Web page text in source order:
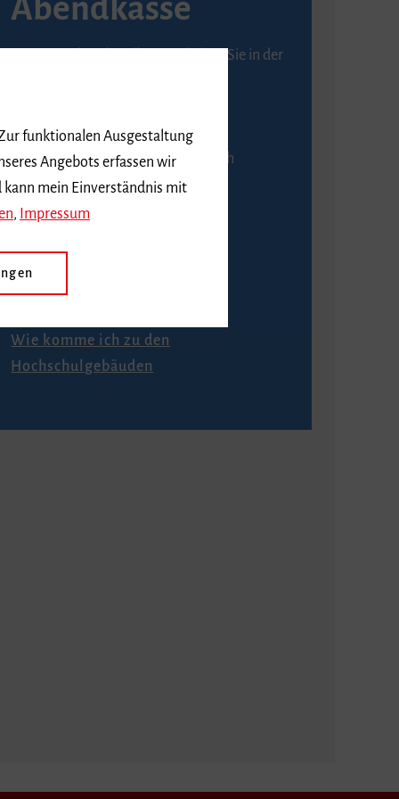
Abendkasse
Karten an der Abendkasse erhalten Sie in der
An der Abendkasse ist ausschließlich
Barzahlung möglich.
Anfahrt
Wie komme ich zu den
Hochschulgebäuden
funktionalen Ausgestaltung
Angebots erfassen wir
kann mein Einverständnis mit
, Impressum